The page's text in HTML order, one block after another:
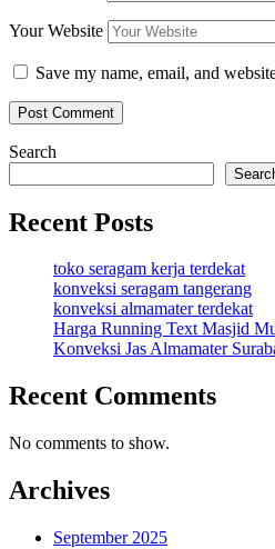
Your Website
Save my name, email, and
Search
Recent Posts
toko seragam kerja terdekat
konveksi seragam tangerang
konveksi almamater terdekat
Harga Running Text Masjid
Konveksi Jas Almamater
Recent Comments
No comments to show.
Archives
September 2025